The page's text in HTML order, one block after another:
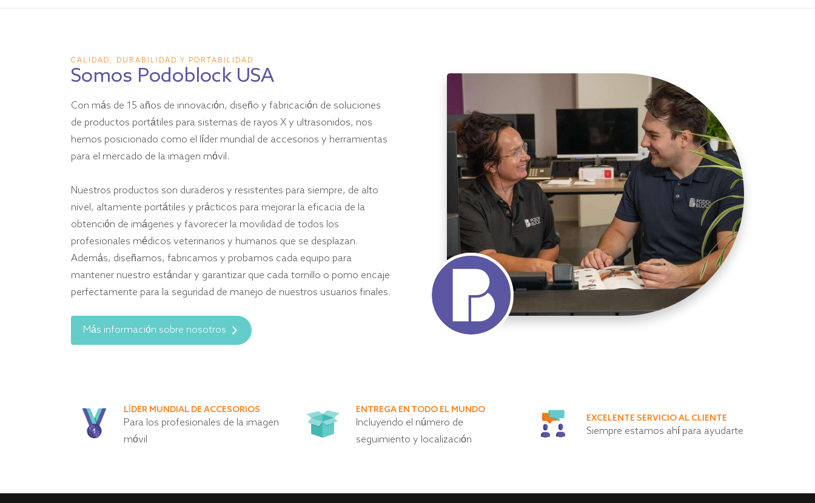
7.995,00
8.525,00
$
CALIDAD, DURABILIDAD Y PORTABILIDAD
Somos Podoblock USA
Con más de 15 años de innovación, diseño y fabricación de soluciones
de productos portátiles para sistemas de rayos X y ultrasonidos, nos
hemos posicionado como el líder mundial de accesorios y herramientas
para el mercado de la imagen móvil.
Nuestros productos son duraderos y resistentes para siempre, de alto
nivel, altamente portátiles y prácticos para mejorar la eficacia de la
obtención de imágenes y favorecer la movilidad de todos los
profesionales médicos veterinarios y humanos que se desplazan.
Además, diseñamos, fabricamos y probamos cada equipo para
mantener nuestro estándar y garantizar que cada tornillo o pomo encaje
perfectamente para la seguridad de manejo de nuestros usuarios finales.
Más información sobre nosotros
LÍDER MUNDIAL DE ACCESORIOS
Para los profesionales de la imagen
móvil
ENTREGA EN TODO EL MUNDO
Incluyendo el número de
seguimiento y localización
EXCELENTE SERVICIO AL CLIENTE
Siempre estamos ahí para ayudarte